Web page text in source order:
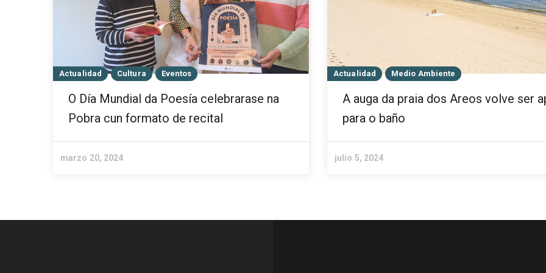
Actualidad Cultura Eventos
O Día Mundial da Poesía celebrarase na
Pobra cun formato de recital
marzo 20, 2024
Actualidad Medio Ambiente
A auga da praia dos Areos volve ser
para o baño
julio 5, 2024